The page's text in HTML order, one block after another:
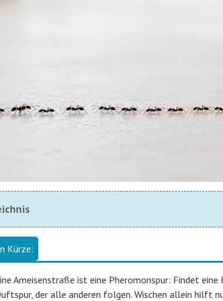
Kürze:
Ameisenstraße ist eine Pheromonspur: Findet
der alle anderen folgen. Wischen allein hilft